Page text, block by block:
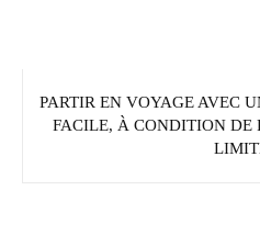
PARTIR EN VOYAGE AVEC
FACILE, À CONDITION DE